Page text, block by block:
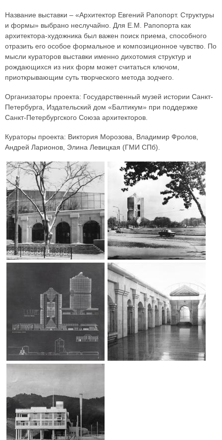
Название выставки – «Архитектор Евгений Рапопорт. Структуры
и формы» выбрано неслучайно. Для Е.М. Рапопорта как
архитектора-художника был важен поиск приема, способного
отразить его особое формальное и композиционное чувство. По
мысли кураторов выставки именно дихотомия структур и
рождающихся из них форм может считаться ключом,
приоткрывающим суть творческого метода зодчего.
Организаторы проекта: Государственный музей истории Санкт-
Петербурга, Издательский дом «Балтикум» при поддержке
Санкт-Петербургского Союза архитекторов.
Кураторы проекта: Виктория Морозова, Владимир Фролов,
Андрей Ларионов, Элина Левицкая (ГМИ СПб).